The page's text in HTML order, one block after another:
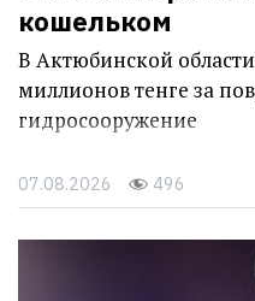
кошельком
В Актюбинской
миллионов тенге за
гидросооружение
07.08.2026 496